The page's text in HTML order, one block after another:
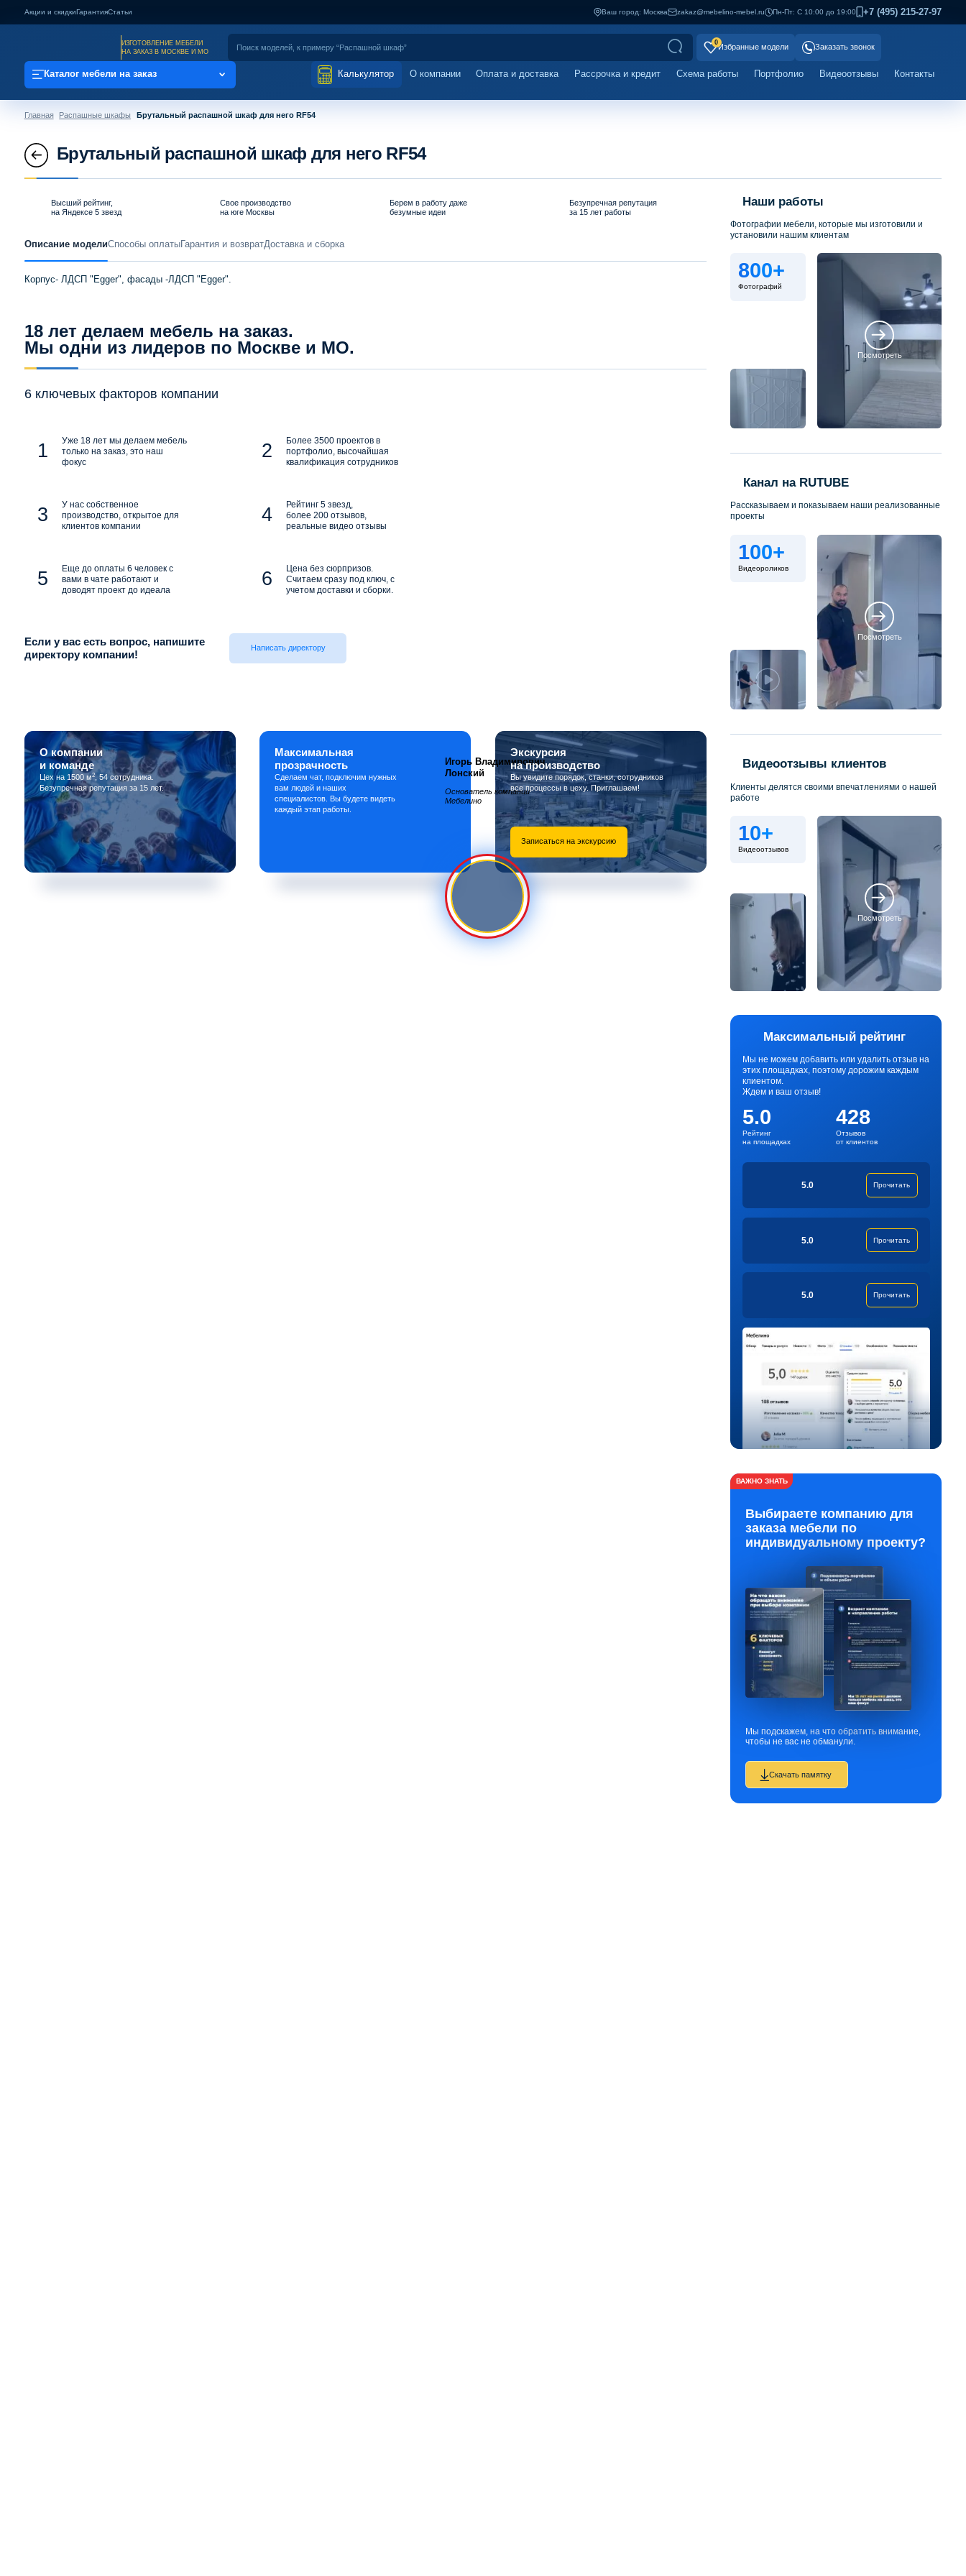
Акции и скидкиГарантияСтатьи Ваш город: Москва zakaz@mebelino-mebel.ru Пн-Пт: С 10:00 до 19:00 +7 (495) 215-27-97
ИЗГОТОВЛЕНИЕ МЕБЕЛИ
НА ЗАКАЗ В МОСКВЕ И МО
0
Избранные модели Заказать звонок
Каталог мебели на заказ Калькулятор О компании Оплата и доставка Рассрочка и кредит Схема работы Портфолио Видеоотзывы Контакты
Главная Распашные шкафы Брутальный распашной шкаф для него RF54
Брутальный распашной шкаф для него RF54
Высший рейтинг,
на Яндексе 5 звезд
Свое производство
на юге Москвы
Берем в работу даже
безумные идеи
Безупречная репутация
за 15 лет работы
Описание модели Способы оплатыГарантия и возвратДоставка и сборка
Корпус- ЛДСП "Egger", фасады -ЛДСП "Egger".
18 лет делаем мебель на заказ.
Мы одни из лидеров по Москве и МО.
6 ключевых факторов компании
Уже 18 лет мы делаем мебель
только на заказ, это наш
фокус
Более 3500 проектов в
портфолио, высочайшая
квалификация сотрудников
У нас собственное
производство, открытое для
клиентов компании
Рейтинг 5 звезд,
более 200 отзывов,
реальные видео отзывы
Еще до оплаты 6 человек с
вами в чате работают и
доводят проект до идеала
Цена без сюрпризов.
Считаем сразу под ключ, с
учетом доставки и сборки.
Если у вас есть вопрос, напишите
директору компании!
Написать директору
Игорь Владимирович
Лонский
Основатель компании
Мебелино
О компании
и команде
Цех на 1500 м2, 54 сотрудника.
Безупречная репутация за 15 лет.
Максимальная
прозрачность
Сделаем чат, подключим нужных
вам людей и наших
специалистов. Вы будете видеть
каждый этап работы.
Экскурсия
на производство
Вы увидите порядок, станки, сотрудников
все процессы в цеху. Приглашаем!
Записаться на экскурсию
Наши работы
Фотографии мебели, которые мы изготовили и
установили нашим клиентам
800+
Фотографий
Посмотреть
Канал на RUTUBE
Рассказываем и показываем наши реализованные
проекты
100+
Видеороликов
Посмотреть
Видеоотзывы клиентов
Клиенты делятся своими впечатлениями о нашей
работе
10+
Видеоотзывов
Посмотреть
Максимальный рейтинг
Мы не можем добавить или удалить отзыв на
этих площадках, поэтому дорожим каждым
клиентом.
Ждем и ваш отзыв!
5.0
Рейтинг
на площадках
428
Отзывов
от клиентов
5.0 Прочитать
5.0 Прочитать
5.0 Прочитать
ВАЖНО ЗНАТЬ
Выбираете компанию для
заказа мебели по
индивидуальному проекту?
Мы подскажем, на что обратить внимание,
чтобы не вас не обманули.
Скачать памятку